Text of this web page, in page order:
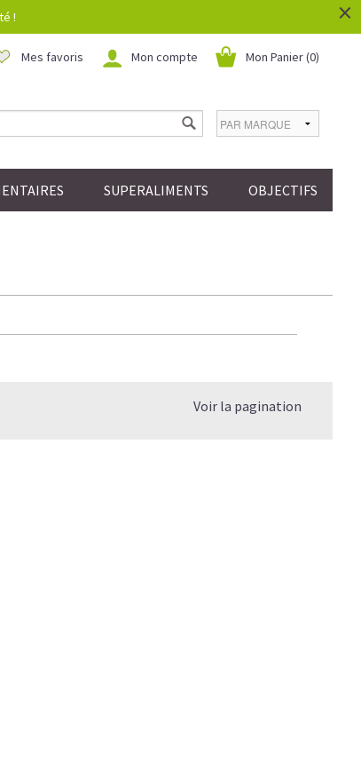
! ×
Mon Panier (0)
Mon compte
Mes favoris
SUPERALIMENTS OBJECTIFS
Voir la pagination